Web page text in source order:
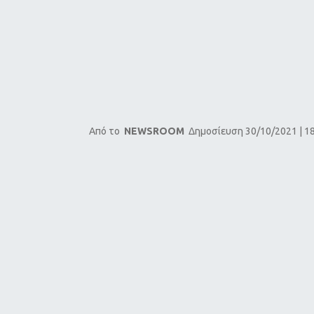
Από το NEWSROOM Δημοσίευση 30/10/2021 |